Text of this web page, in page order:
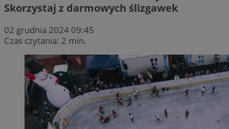
Skorzystaj z darmowych ślizgawek
02 grudnia 2024 09:45
Czas czytania: 2 min.